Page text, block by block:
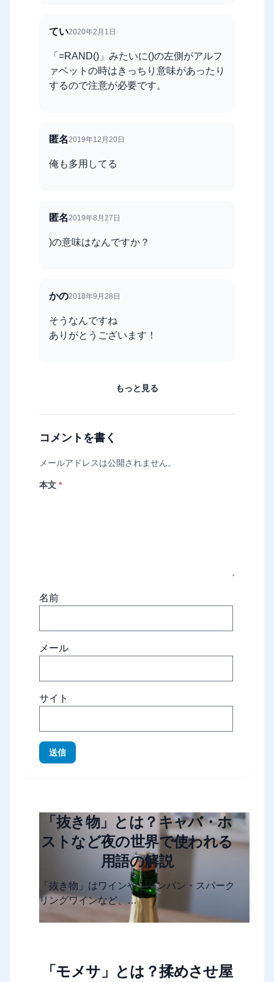
てい2020年2月1日
「=RAND()」みたいに()の左側がアルフ
ァベットの時はきっちり意味があったり
するので注意が必要です。
匿名2019年12月20日
俺も多用してる
匿名2019年8月27日
)の意味はなんですか？
かの2018年9月28日
そうなんですね
ありがとうございます！
もっと見る
コメントを書く
メールアドレスは公開されません。
本文 *
名前
メール
サイト
送信
「抜き物」とは？キャバ・ホ
ストなど夜の世界で使われる
用語の解説
「抜き物」はワインやシャンパン・スパーク
リングワインなど、…
「モメサ」とは？揉めさせ屋